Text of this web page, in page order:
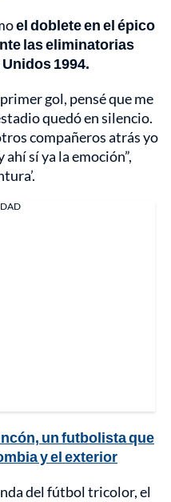
el doblete en el épico
las eliminatorias
1994.
gol, pensé que me
quedó en silencio.
compañeros atrás yo
sí ya la emoción”,
un futbolista que
y el exterior
del fútbol tricolor, el